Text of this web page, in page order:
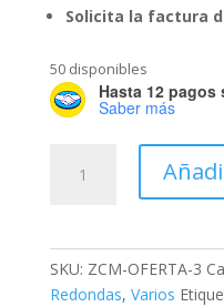
Solicita la factura
50 disponibles
Hasta 12 pagos
Saber más
SKU: ZCM-OFERTA-3
Redondas, Varios